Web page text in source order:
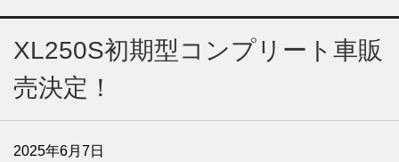
XL250S初期型コンプリート車販
売決定！
2025年6月7日